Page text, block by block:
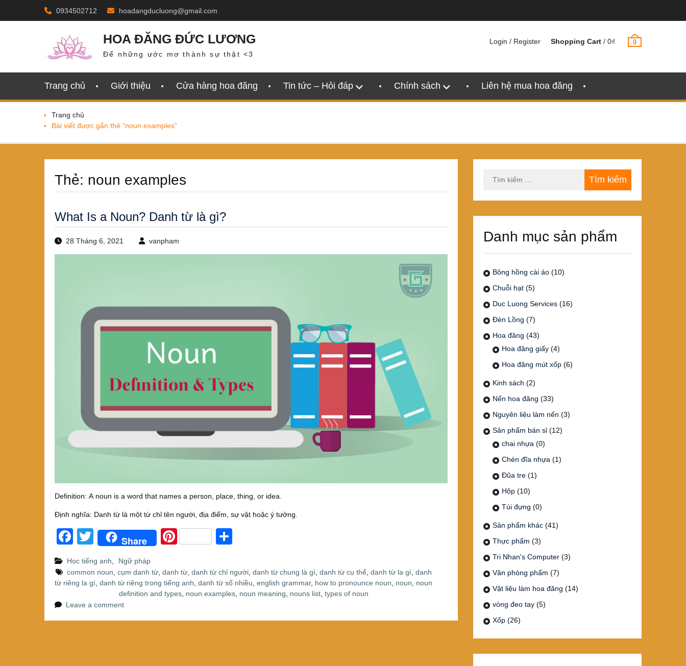
0934502712 hoadangducluong@gmail.com
HOA ĐĂNG ĐỨC LƯƠNG
Để những ước mơ thành sự thật <3
Login / Register Shopping Cart / 0₫ 0
Trang chủ Giới thiệu Cửa hàng hoa đăng Tin tức – Hỏi đáp Chính sách Liên hệ mua hoa đăng
Trang chủ
Bài viết được gắn thẻ “noun examples”
Thẻ: noun examples
What Is a Noun? Danh từ là gì?
28 Tháng 6, 2021 vanpham
Definition: A noun is a word that names a person, place, thing, or idea.
Định nghĩa: Danh từ là một từ chỉ tên người, địa điểm, sự vật hoặc ý tưởng.
F
c
e
b
o
T
tt
er
Share
Pi
er
e
st
ar
e
Học tiếng anh,
Ngữ pháp
common noun, cụm danh từ, danh từ, danh từ chỉ người, danh từ chung là gì, danh từ cụ thể, danh từ la gì, danh
từ riêng la gì, danh từ riêng trong tiếng anh, danh từ số nhiều, english grammar, how to pronounce noun, noun, noun
definition and types, noun examples, noun meaning, nouns list, types of noun
Leave a comment
kiếm
Danh mục sản phẩm
Bông hồng cài áo (10)
Chuỗi hạt (5)
Duc Luong Services (16)
Đèn Lồng (7)
Hoa đăng (43)
Hoa đăng giấy (4)
Hoa đăng mút xốp (6)
Kinh sách (2)
Nến hoa đăng (33)
Nguyên liệu làm nến (3)
Sản phẩm bán sỉ (12)
chai nhựa (0)
Chén đĩa nhựa (1)
Đũa tre (1)
Hộp (10)
Túi đựng (0)
Sản phẩm khác (41)
Thực phẩm (3)
Tri Nhan's Computer (3)
Văn phòng phẩm (7)
Vật liệu làm hoa đăng (14)
vòng đeo tay (5)
Xốp (26)